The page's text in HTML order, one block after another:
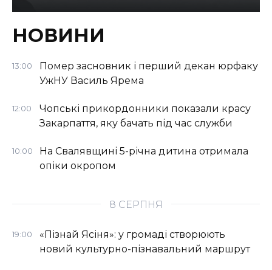
НОВИНИ
13:00
Помер засновник і перший декан юрфаку
УжНУ Василь Ярема
12:00
Чопські прикордонники показали красу
Закарпаття, яку бачать під час служби
10:00
На Свалявщині 5-річна дитина отримала
опіки окропом
8 СЕРПНЯ
19:00
«Пізнай Ясіня»: у громаді створюють
новий культурно-пізнавальний маршрут